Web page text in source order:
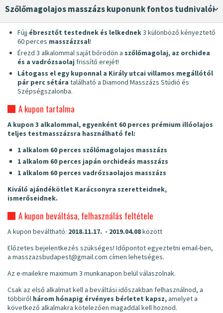
szőlőmagolajos masszázs kuponunk fontos tudnivalói
Fújj ébresztőt testednek és lelkednek3 különböző kényeztető
60 perces masszázzsal!
Érezd 3 alkalommal saját bőrödön a szőlőmagolaj, az orchidea
és a vadrózsaolaj frissítő erejét!
Látogass el egy kuponnal a Király utcai villamos megállótól
pár perc sétára található a Diamond Masszázs Stúdió és
Szépségszalonba.
A kupon tartalma
A kupon 3 alkalommal, egyenként 60 perces prémium illóolajos
teljes testmasszázsra használható fel:
1 alkalom 60 perces szőlőmagolajos masszázs
1 alkalom 60 perces japán orchideás masszázs
1 alkalom 60 perces vadrózsaolajos masszázs
Kiváló ajándékötlet Karácsonyra szeretteidnek,
ismerőseidnek.
A kupon beváltása, felhasználás feltétele
A kupon beváltható: 2018.11.17. - 2019.04.08között
Előzetes bejelentkezés szükséges! Időpontot egyeztetni email-ben,
a masszazsbudapest@gmail.com címen lehetséges.
Az e-mailekre maximum 3 munkanapon belül válaszolnak.
Csak az első alkalmat kell a beváltási időszakban felhasználnod, a
többiről három hónapig érvényes bérletet kapsz,amelyet a
következő alkalmakra kötelezően magaddal kell hoznod.